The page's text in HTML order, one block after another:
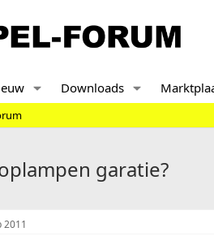
Downloads
garatie?
2011